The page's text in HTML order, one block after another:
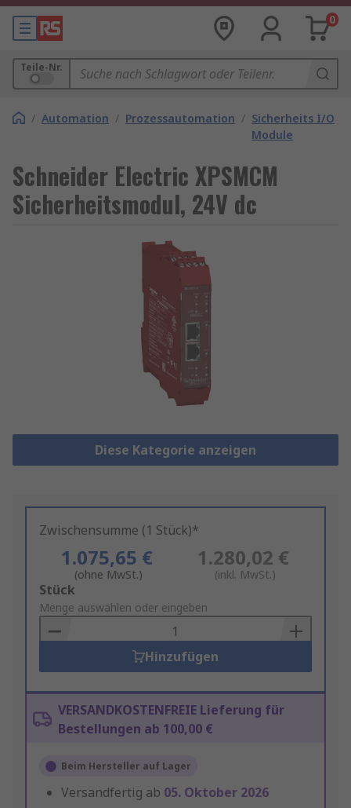
0
Teile-Nr.
/ Automation / Prozessautomation / Sicherheits I/O
Module
Schneider Electric XPSMCM
Sicherheitsmodul, 24V dc
Diese Kategorie anzeigen
Zwischensumme (1 Stück)*
1.075,65 €
(ohne MwSt.)
1.280,02 €
(inkl. MwSt.)
Add
to
Basket
Stück
Menge auswählen oder eingeben
Hinzufügen
VERSANDKOSTENFREIE Lieferung für
Bestellungen ab 100,00 €
Beim Hersteller auf Lager
Versandfertig ab 05. Oktober 2026